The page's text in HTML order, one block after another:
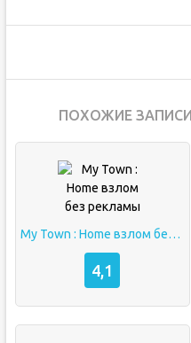
ПОХОЖИЕ
My Town : Home взлом без рекламы
4,1